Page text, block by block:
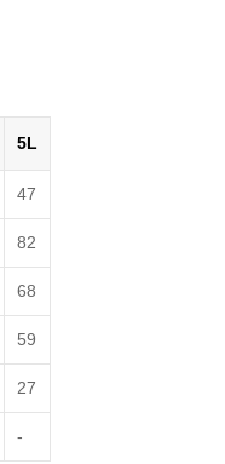
5L
47
82
68
59
27
-